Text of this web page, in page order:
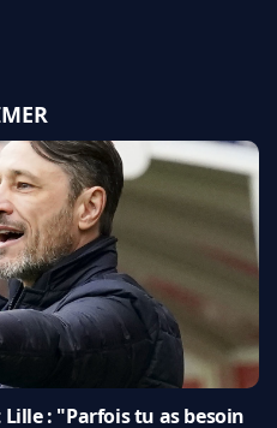
Lille : "Parfois tu as besoin